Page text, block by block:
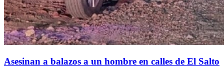
Asesinan a balazos a un hombre en calles de El Salto